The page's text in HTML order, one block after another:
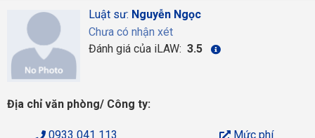
Luật sư: Nguyễn Ngọc
Chưa có nhận xét
Đánh giá của iLAW: 3.5
Địa chỉ văn phòng/ Công ty:
0933 041 113 Mức phí